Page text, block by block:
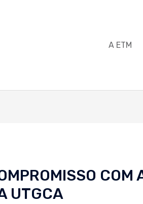
A ETM
COM
UTGCA